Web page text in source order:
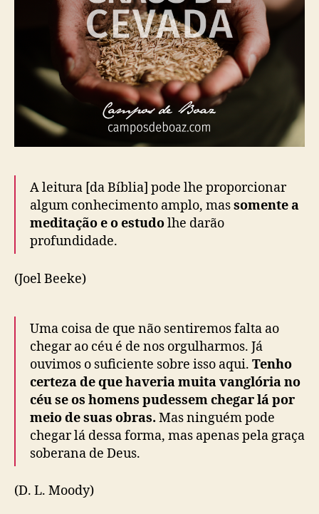
A leitura [da Bíblia] pode lhe proporcionar
algum conhecimento amplo, massomente a
meditação e o estudolhe darão
profundidade.
(Joel Beeke)
Uma coisa de que não sentiremos falta ao
chegar ao céu é de nos orgulharmos. Já
ouvimos o suficiente sobre isso aqui. Tenho
certeza de que haveria muita vanglória no
céu se os homens pudessem chegar lá por
meio de suas obras. Mas ninguém pode
chegar lá dessa forma, mas apenas pela graça
soberana de Deus.
(D. L. Moody)